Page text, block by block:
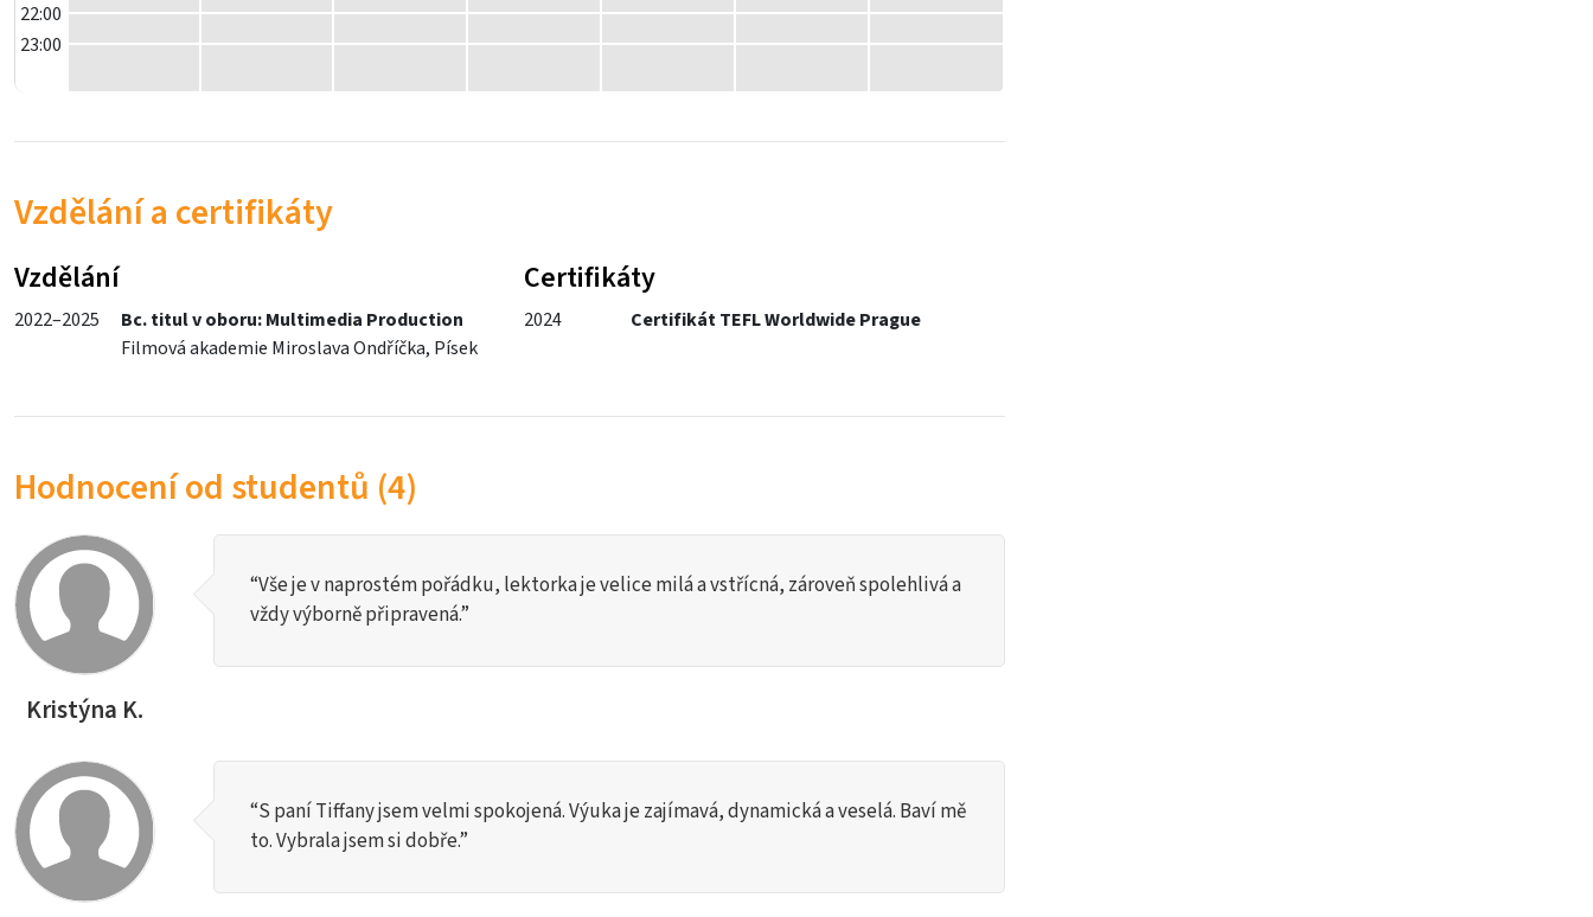
22:00
23:00
Vzdělání a certifikáty
Vzdělání
2022–2025
Bc. titul v oboru: Multimedia Production
Filmová akademie Miroslava Ondříčka, Písek
Certifikáty
2024 Certifikát TEFL Worldwide Prague
Hodnocení od studentů (4)
Kristýna K.
“Vše je v naprostém pořádku, lektorka je velice milá a vstřícná, zároveň spolehlivá a
vždy výborně připravená.”
“S paní Tiffany jsem velmi spokojená. Výuka je zajímavá, dynamická a veselá. Baví mě
to. Vybrala jsem si dobře.”